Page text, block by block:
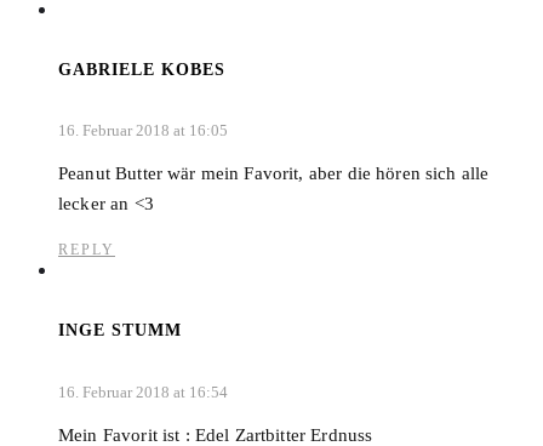
GABRIELE KOBES
16. Februar 2018 at 16:05
Peanut Butter wär mein Favorit, aber die hören sich alle
lecker an <3
REPLY
INGE STUMM
16. Februar 2018 at 16:54
Mein Favorit ist : Edel Zartbitter Erdnuss